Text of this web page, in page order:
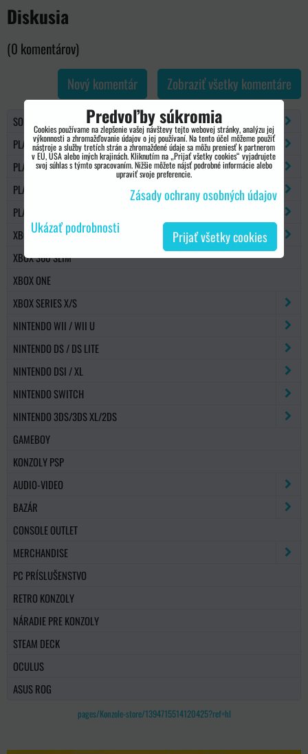
Diskusia
(0 komentárov)
Zobraziť všetky komentáre
Nový komentár
SONY PSP
PLAYSTATION 2
PLAYSTATION 3
PLAYSTATION 4
PLAYSTATION 5
XBOX 360
XBOX 360 SLIM
XBOX ONE
XBOX SERIES X/S
NINTENDO WII / WII U
NINTENDO DS / DS LITE
NINTENDO DSI / XL
NINTENDO SWITCH
NINTENDO 3DS/3DS XL/2DS
GAMEBOY
KONZOLY PSP
AUDIO-VIDEO
BAZÁR
CONSOLE OUTLET
MERCHANDISE
PC PRÍSLUŠENSTVO
RETRO KONZOLY
NÁRADIE PRE KONZOLY
STEAM DECK
OCULUS
ASUS ROG
pages/Konzole-store/1394715514120425?ref=hl
Predvoľby súkromia
Cookies používame na zlepšenie vašej návštevy tejto webovej stránky, analýzu jej
výkonnosti a zhromažďovanie údajov o jej používaní. Na tento účel môžeme použiť
nástroje a služby tretích strán a zhromaždené údaje sa môžu preniesť k partnerom
v EÚ, USA alebo iných krajinách. Kliknutím na „Prijať všetky cookies“ vyjadrujete
svoj súhlas s týmto spracovaním. Nižšie môžete nájsť podrobné informácie alebo
upraviť svoje preferencie.
Zásady ochrany osobných údajov
Ukázať podrobnosti
Prijať všetky cookies